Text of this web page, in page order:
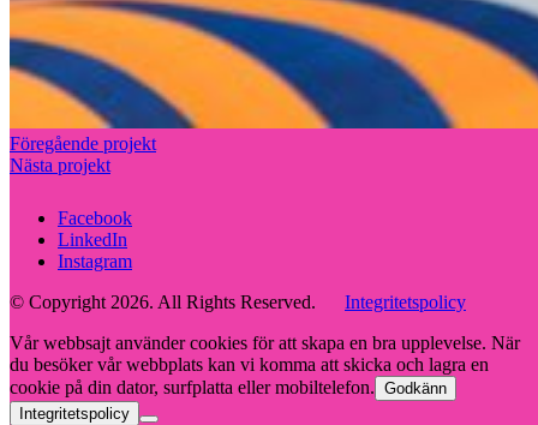
Föregående projekt
Nästa projekt
Facebook
LinkedIn
Instagram
© Copyright 2026. All Rights Reserved. Integritetspolicy
Vår webbsajt använder cookies för att skapa en bra upplevelse. När
du besöker vår webbplats kan vi komma att skicka och lagra en
cookie på din dator, surfplatta eller mobiltelefon. Godkänn
Integritetspolicy